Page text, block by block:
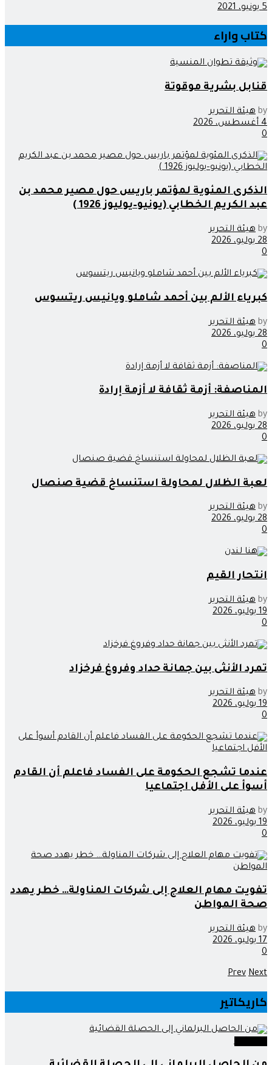
5 يونيو، 2021
كتاب واراء
قنابل بشرية موقوتة
by هيئة التحرير
4 أغسطس، 2026
0
الذكرى المئوية لمؤتمر باريس حول مصير محمد بن
عبد الكريم الخطابي (يونيو–يوليوز 1926 )
by هيئة التحرير
28 يوليو، 2026
0
كبرياء الألم بين أحمد شاملو ويانيس ريتسوس
by هيئة التحرير
28 يوليو، 2026
0
المناصفة: أزمة ثقافة لا أزمة إرادة
by هيئة التحرير
28 يوليو، 2026
0
لعبة الظلال لمحاولة استنساخ قضية صنصال
by هيئة التحرير
28 يوليو، 2026
0
انتحار القيم
by هيئة التحرير
19 يوليو، 2026
0
تمرد الأنثى بين جمانة حداد وفروغ فرخزاد
by هيئة التحرير
19 يوليو، 2026
0
عندما تشجع الحكومة على الفساد فاعلم أن القادم
أسوأ على الأفل اجتماعيا
by هيئة التحرير
19 يوليو، 2026
0
تفويت مهام العلاج إلى شركات المناولة… خطر يهدد
صحة المواطن
by هيئة التحرير
17 يوليو، 2026
0
Prev Next
كاريكاتير